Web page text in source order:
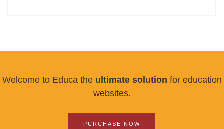
Welcome to Educa the ultimate solution for education
websites.
PURCHASE NOW